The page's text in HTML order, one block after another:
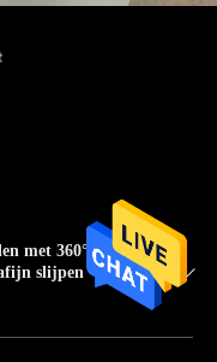
met 360°
slijpen